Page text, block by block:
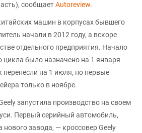
сообщаетАutoreview.
машин в корпусах бывшего
начали в 2012 году, а вскоре
отдельного предприятия. Начало
цикла было назначено на 1 января
перенесли на 1 июля, но первые
только в ноябре.
запустила производство на своем
Первый серийный автомобиль,
завода, — кроссовер Geely